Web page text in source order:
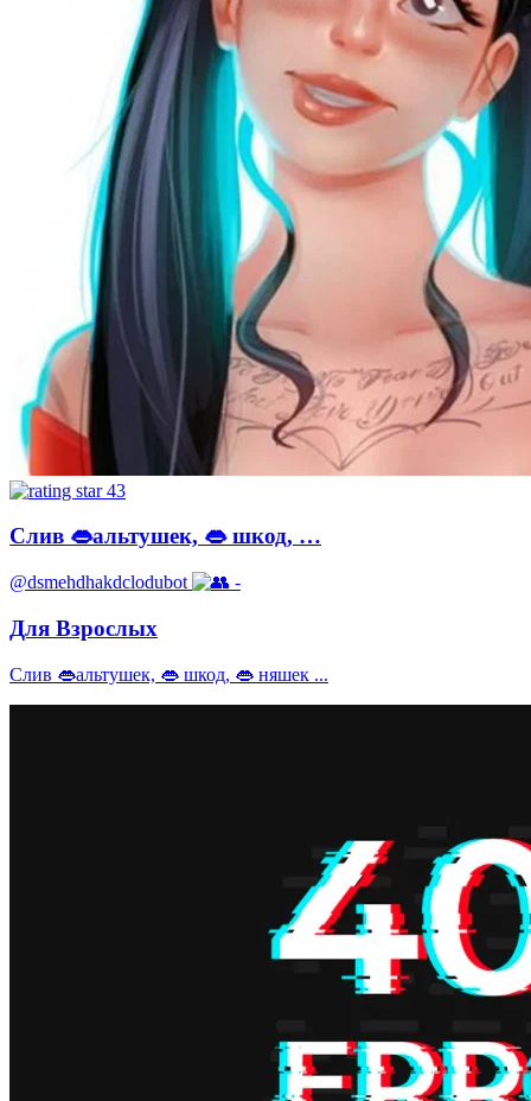
43
Слив 👄альтушек, 👄 шкод, …
@dsmehdhakdclodubot -
Для Взрослых
Слив 👄альтушек, 👄 шкод, 👄 няшек ...